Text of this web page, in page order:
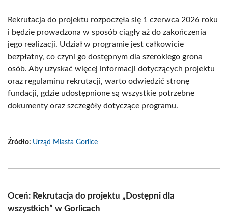
Rekrutacja do projektu rozpoczęła się 1 czerwca 2026 roku
i będzie prowadzona w sposób ciągły aż do zakończenia
jego realizacji. Udział w programie jest całkowicie
bezpłatny, co czyni go dostępnym dla szerokiego grona
osób. Aby uzyskać więcej informacji dotyczących projektu
oraz regulaminu rekrutacji, warto odwiedzić stronę
fundacji, gdzie udostępnione są wszystkie potrzebne
dokumenty oraz szczegóły dotyczące programu.
Źródło: Urząd Miasta Gorlice
Oceń: Rekrutacja do projektu „Dostępni dla
wszystkich” w Gorlicach